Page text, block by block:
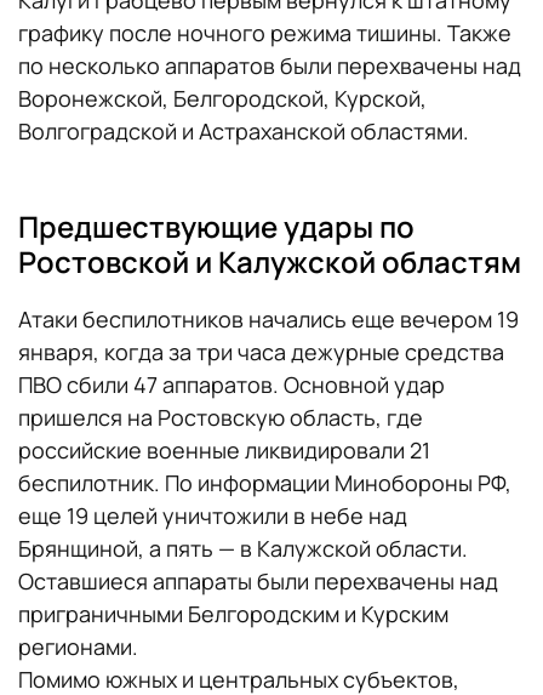
графику после ночного режима тишины. Также
по несколько аппаратов были перехвачены над
Воронежской, Белгородской, Курской,
Волгоградской и Астраханской областями.
Предшествующие удары по
Ростовской и Калужской областям
Атаки беспилотников начались еще вечером 19
января, когда за три часа дежурные средства
ПВО сбили 47 аппаратов. Основной удар
пришелся на Ростовскую область, где
российские военные ликвидировали 21
беспилотник. По информации Минобороны РФ,
еще 19 целей уничтожили в небе над
Брянщиной, а пять — в Калужской области.
Оставшиеся аппараты были перехвачены над
приграничными Белгородским и Курским
регионами.
Помимо южных и центральных субъектов,